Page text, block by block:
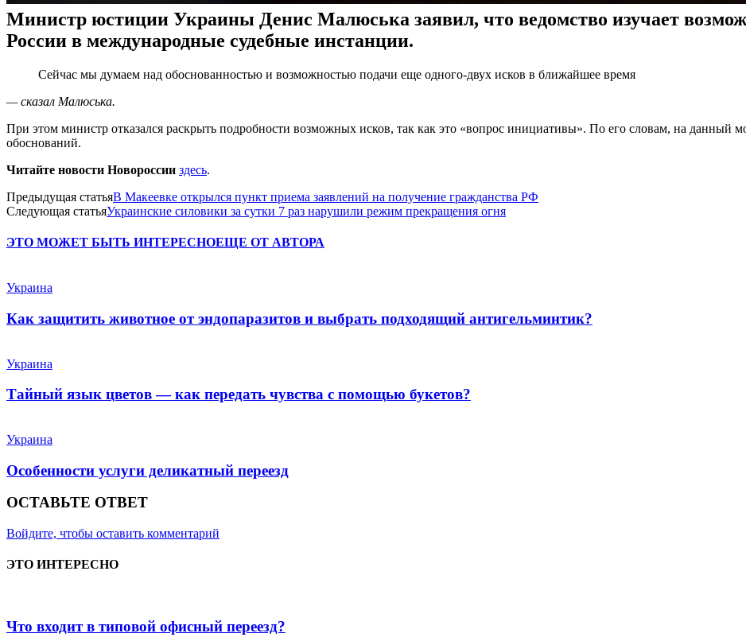
Министр юстиции Украины Денис Малюська заявил, что ведомство изучает
России в международные судебные инстанции.
Сейчас мы думаем над обоснованностью и возможностью подачи еще одного-двух исков в ближайшее время
— сказал Малюська.
При этом министр отказался раскрыть подробности возможных исков, так как это «вопрос инициативы». По его словам, на данный
обоснований.
Читайте новости Новороссии здесь.
Предыдущая статьяВ Макеевке открылся пункт приема заявлений на получение гражданства РФ
Следующая статьяУкраинские силовики за сутки 7 раз нарушили режим прекращения огня
ЭТО МОЖЕТ БЫТЬ ИНТЕРЕСНОЕЩЕ ОТ АВТОРА
Украина
Как защитить животное от эндопаразитов и выбрать подходящий антигельминтик?
Украина
Тайный язык цветов — как передать чувства с помощью букетов?
Украина
Особенности услуги деликатный переезд
ОСТАВЬТЕ ОТВЕТ
Войдите, чтобы оставить комментарий
ЭТО ИНТЕРЕСНО
Что входит в типовой офисный переезд?